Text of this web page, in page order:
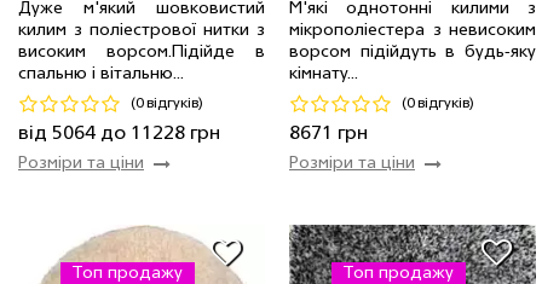
Дуже м'який шовковистий
килим з поліестрової нитки з
високим ворсом.Пiдiйде в
спальню і вітальню...
(0 відгуків)
від 5064 до 11228 грн
Розміри та ціни
2.4 x 3.4 м 2 шт
11228 грн
1.6 x 2.3 м
2 шт 5064 грн
Код 17164
Купити
М'які однотонні килими з
мікрополіестера з невисоким
ворсом підійдуть в будь-яку
кімнату...
(0 відгуків)
8671 грн
Розміри та ціни
2.5 x 3.5 м 2 шт 8671 грн
Топ продажу Топ продажу